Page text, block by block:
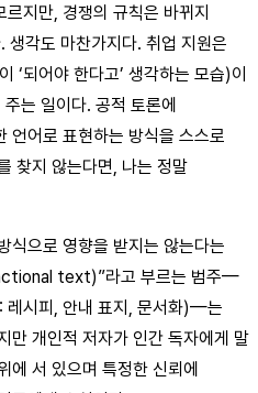
지만, 경쟁의 규칙은 바뀌지
생각도 마찬가지다. 취업 지원은
‘되어야 한다고’ 생각하는 모습)이
주는 일이다. 공적 토론에
언어로 표현하는 방식을 스스로
찾지 않는다면, 나는 정말
식으로 영향을 받지는 않는다는
text)”라고 부르는 범주—
레시피, 안내 표지, 문서화)—는
만 개인적 저자가 인간 독자에게 말
에 서 있으며 특정한 신뢰에